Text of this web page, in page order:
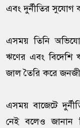
এবং দুর্নীতির সুযোগ
এসময় তিনি
ঋণের এবং বিদেশি
জাল তৈরি করে
এসময় বাজেটে
নেই বলেও জানান